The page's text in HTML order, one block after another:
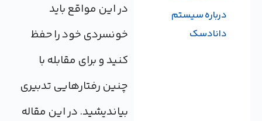
در این مواقع باید
خونسردی خود را حفظ
کنید و برای مقابله با
چنین رفتارهایی تدبیری
بیاندیشید. در این مقاله
درباره سیستم
دانادسک